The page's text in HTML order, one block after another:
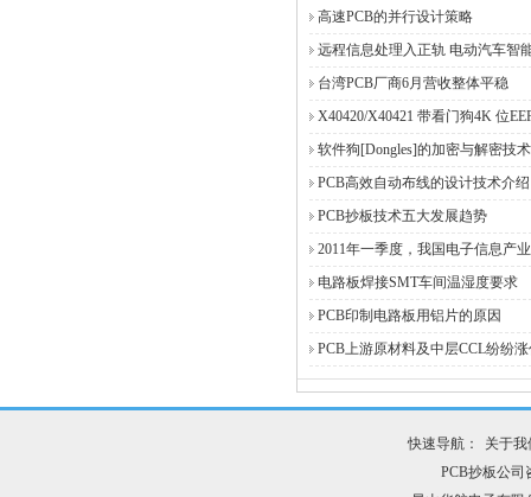
高速PCB的并行设计策略
远程信息处理入正轨 电动汽车智
台湾PCB厂商6月营收整体平稳
X40420/X40421 带看门狗4K 位
软件狗[Dongles]的加密与解密技
PCB高效自动布线的设计技术介绍
PCB抄板技术五大发展趋势
2011年一季度，我国电子信息产
电路板焊接SMT车间温湿度要求
PCB印制电路板用铝片的原因
PCB上游原材料及中层CCL纷纷
快速导航：
关于我
PCB抄板公司